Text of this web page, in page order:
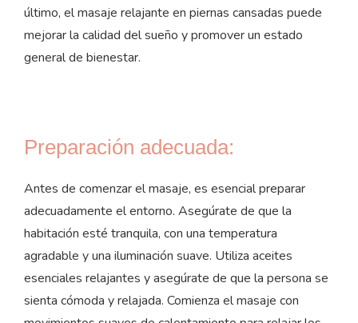
último, el masaje relajante en piernas cansadas puede
mejorar la calidad del sueño y promover un estado
general de bienestar.
Preparación adecuada:
Antes de comenzar el masaje, es esencial preparar
adecuadamente el entorno. Asegúrate de que la
habitación esté tranquila, con una temperatura
agradable y una iluminación suave. Utiliza aceites
esenciales relajantes y asegúrate de que la persona se
sienta cómoda y relajada. Comienza el masaje con